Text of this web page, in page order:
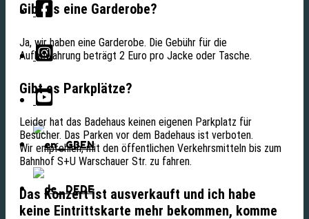
EN
DE
Gibt es eine Garderobe?
Ja, wir haben eine Garderobe. Die Gebühr für die
Aufbewahrung beträgt 2 Euro pro Jacke oder Tasche.
Gibt es Parkplätze?
Leider hat das Badehaus keinen eigenen Parkplatz für
Besucher. Das Parken vor dem Badehaus ist verboten.
Wir empfehlen, mit den öffentlichen Verkehrsmitteln bis zum
Bahnhof S+U Warschauer Str. zu fahren.
Das Konzert ist ausverkauft und ich habe
keine Eintrittskarte mehr bekommen, komme